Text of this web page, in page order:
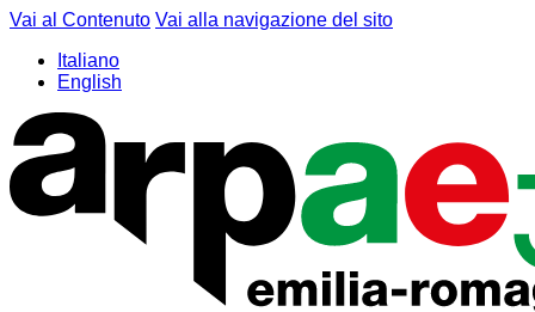
Vai al Contenuto Vai alla navigazione del sito
Italiano
English